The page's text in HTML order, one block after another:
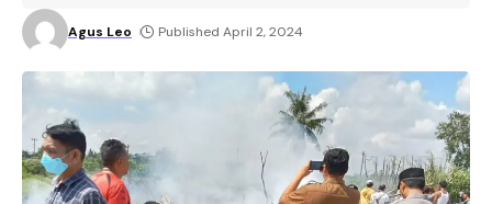
Agus Leo Published April 2, 2024